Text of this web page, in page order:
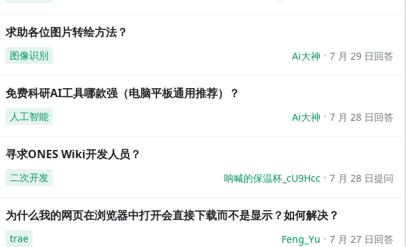
求助各位图片转绘方法？
图像识别 Ai大神 7 月 29 日回答
免费科研AI工具哪款强（电脑平板通用推荐）？
人工智能 Ai大神 7 月 28 日回答
寻求ONES Wiki开发人员？
二次开发 呐喊的保温杯_cU9Hcc 7 月 28 日提问
为什么我的网页在浏览器中打开会直接下载而不是显示？如何解决？
trae Feng_Yu 7 月 27 日回答